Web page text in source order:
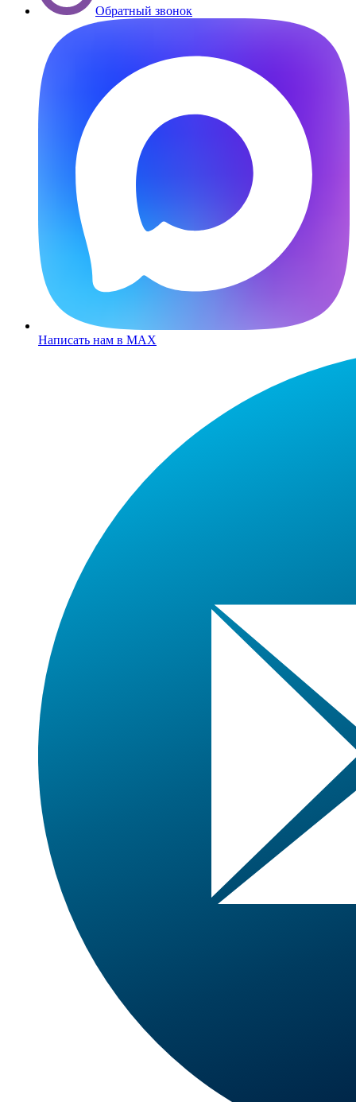
Обратный звонок
Написать нам в MAX